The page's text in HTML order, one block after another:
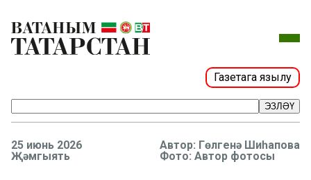
Газетага язылу
ЭЗЛӘҮ
25 июнь 2026
Җәмгыять
Гөлгенә Шиһапова
Фото: Автор фотосы